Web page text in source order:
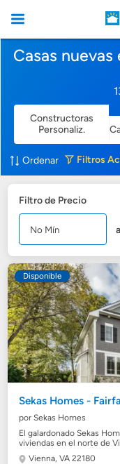
Casas
Constructoras
Personaliz.
Ordenar Filtros
Filtro de Precio
a
Disponible
Sekas Homes -
por Sekas Homes
El galardonado Sekas
viviendas en el norte de
Vienna, VA 22180